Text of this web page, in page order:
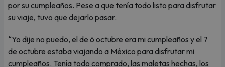
por su cumpleaños. Pese a que tenía todo listo para disfrutar
su viaje, tuvo que dejarlo pasar.
“Yo dije no puedo, el de 6 octubre era mi cumpleaños y el 7
de octubre estaba viajando a México para disfrutar mi
cumpleaños. Tenía todo comprado, las maletas hechas, los